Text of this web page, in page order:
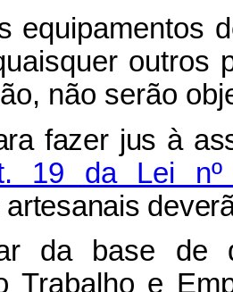
outros
não serão
fazer jus à
19 da Lei nº
da base de
Trabalho e